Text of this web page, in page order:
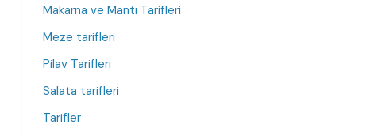
Makarna ve Mantı Tarifleri
Meze tarifleri
Pilav Tarifleri
Salata tarifleri
Tarifler